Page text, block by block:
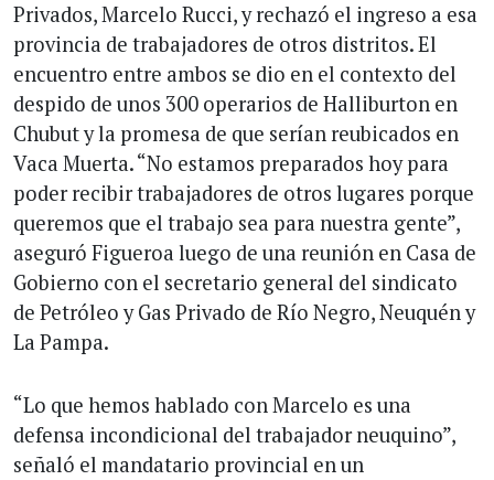
Privados, Marcelo Rucci, y rechazó el ingreso a esa
provincia de trabajadores de otros distritos. El
encuentro entre ambos se dio en el contexto del
despido de unos 300 operarios de Halliburton en
Chubut y la promesa de que serían reubicados en
Vaca Muerta. “No estamos preparados hoy para
poder recibir trabajadores de otros lugares porque
queremos que el trabajo sea para nuestra gente”,
aseguró Figueroa luego de una reunión en Casa de
Gobierno con el secretario general del sindicato
de Petróleo y Gas Privado de Río Negro, Neuquén y
La Pampa.
“Lo que hemos hablado con Marcelo es una
defensa incondicional del trabajador neuquino”,
señaló el mandatario provincial en un